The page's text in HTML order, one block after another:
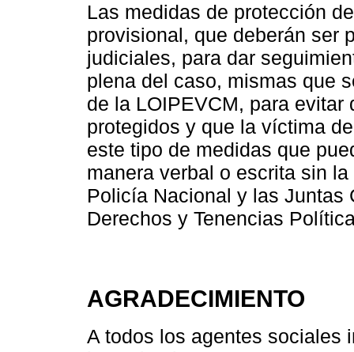
Las medidas de protección
provisional, que deberán ser
judiciales, para dar
plena del caso, mismas que
de la LOIPEVCM, para
protegidos y que la víctima
este tipo de medidas que
manera verbal o escrita sin
Policía Nacional y las Juntas
Derechos y Tenencias
AGRADECIMIENTO
A todos los agentes sociales